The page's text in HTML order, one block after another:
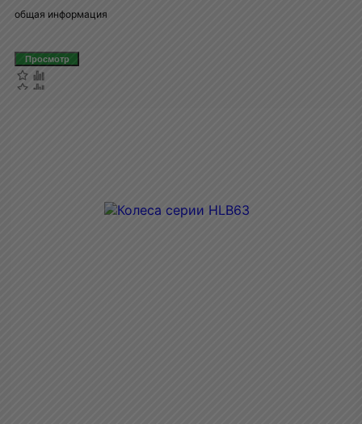
общая информация